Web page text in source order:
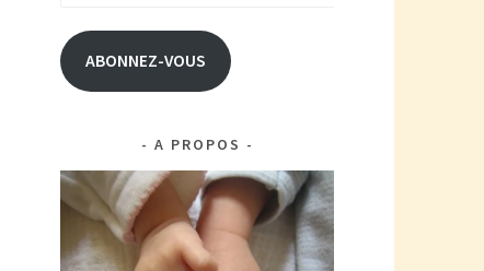
mail
ABONNEZ-VOUS
A PROPOS